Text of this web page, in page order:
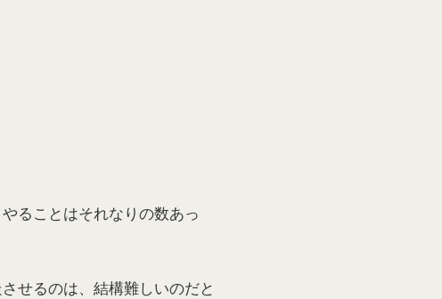
ることはそれなりの数あっ
せるのは、結構難しいのだと